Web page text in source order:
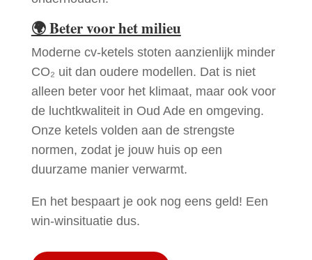
🌍Beter voor het milieu
Moderne cv-ketels stoten aanzienlijk minder
CO₂ uit dan oudere modellen. Dat is niet
alleen beter voor het klimaat, maar ook voor
de luchtkwaliteit in Oud Ade en omgeving.
Onze ketels volden aan de strengste
normen, zodat je jouw huis op een
duurzame manier verwarmt.
En het bespaart je ook nog eens geld! Een
win-winsituatie dus.